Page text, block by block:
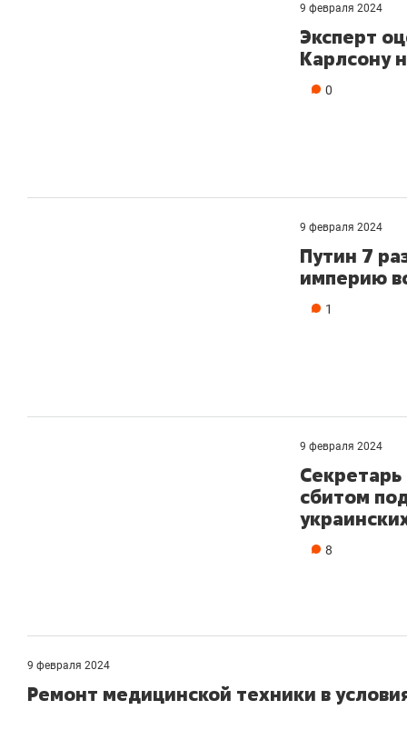
9 февраля 2024
Эксперт
Карлсону
0
9 февраля 2024
Путин 7
империю
1
9 февраля 2024
сбитом
8
9 февраля 2024
Ремонт медицинской техники в